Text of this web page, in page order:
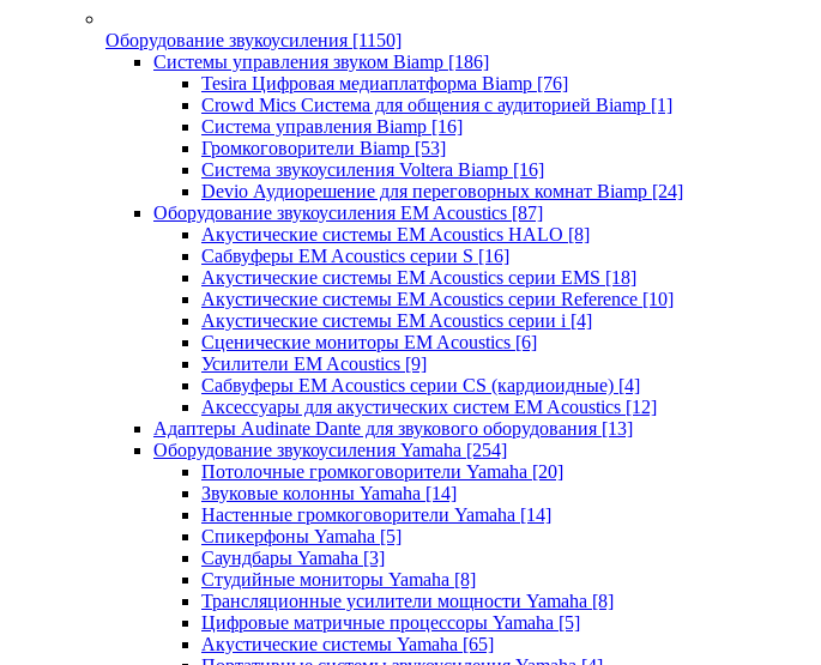
Оборудование звукоусиления [1150]
Системы управления звуком Biamp [186]
Tesira Цифровая медиаплатформа Biamp [76]
Crowd Mics Система для общения с аудиторией Biamp [1]
Система управления Biamp [16]
Громкоговорители Biamp [53]
Система звукоусиления Voltera Biamp [16]
Devio Аудиорешение для переговорных комнат Biamp [24]
Оборудование звукоусиления EM Acoustics [87]
Акустические системы EM Acoustics HALO [8]
Сабвуферы EM Acoustics серии S [16]
Акустические системы EM Acoustics серии EMS [18]
Акустические системы EM Acoustics серии Reference [10]
Акустические системы EM Acoustics серии i [4]
Сценические мониторы EM Acoustics [6]
Усилители EM Acoustics [9]
Сабвуферы EM Acoustics серии CS (кардиоидные) [4]
Аксессуары для акустических систем EM Acoustics [12]
Адаптеры Audinate Dante для звукового оборудования [13]
Оборудование звукоусиления Yamaha [254]
Потолочные громкоговорители Yamaha [20]
Звуковые колонны Yamaha [14]
Настенные громкоговорители Yamaha [14]
Спикерфоны Yamaha [5]
Саундбары Yamaha [3]
Студийные мониторы Yamaha [8]
Трансляционные усилители мощности Yamaha [8]
Цифровые матричные процессоры Yamaha [5]
Акустические системы Yamaha [65]